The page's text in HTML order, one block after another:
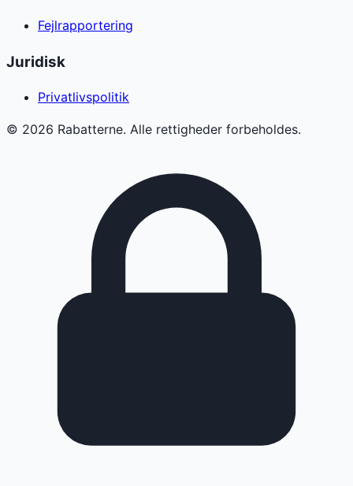
Fejlrapportering
Juridisk
Privatlivspolitik
© 2026 Rabatterne. Alle rettigheder forbeholdes.